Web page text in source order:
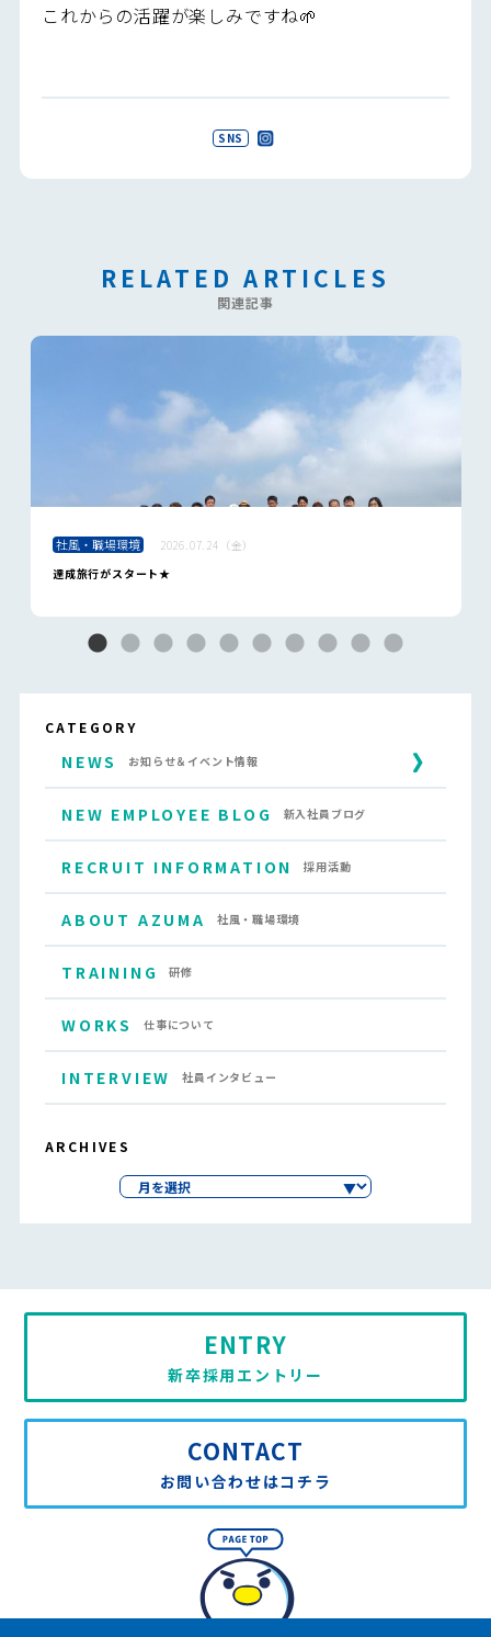
これからの活躍が楽しみですね🌱
SNS
CATEGORY
NEWS お知らせ＆イベント情報
NEW EMPLOYEE BLOG 新入社員ブログ
RECRUIT INFORMATION 採用活動
ABOUT AZUMA 社風・職場環境
TRAINING 研修
WORKS 仕事について
INTERVIEW 社員インタビュー
ARCHIVES
RELATED ARTICLES
関連記事
社風・職場環境
2026.07.24（金）
達成旅行がスタート★
CONTACT
お問い合わせはコチラ
ENTRY
新卒採用エントリー